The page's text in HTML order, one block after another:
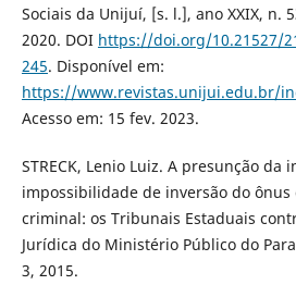
Sociais da Unijuí, [s. l.], ano XXIX, n.
2020. DOI https://doi.org/10.21527/
245. Disponível em:
https://www.revistas.unijui.edu.br/
Acesso em: 15 fev. 2023.
STRECK, Lenio Luiz. A presunção da
impossibilidade de inversão do
criminal: os Tribunais Estaduais
Jurídica do Ministério Público do
3, 2015.